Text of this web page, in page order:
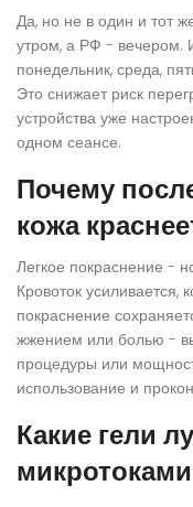
Да, но не в один и тот
утром, а РФ - вечером.
понедельник, среда,
Это снижает риск
устройства уже
одном сеансе.
Почему
кожа
Легкое покраснение -
Кровоток усиливается,
покраснение
жжением или болью -
процедуры или
использование и
Какие гели